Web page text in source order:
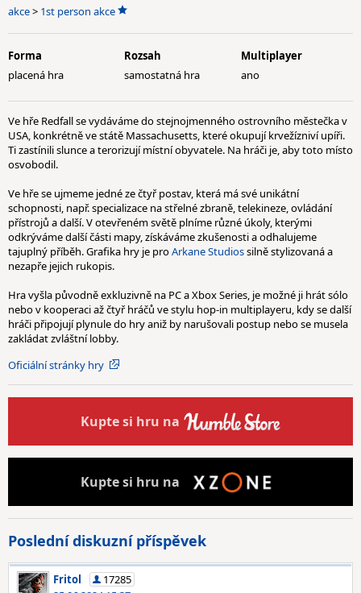
akce> 1st person akce
Forma
placená hra
Rozsah
samostatná hra
Multiplayer
ano
Ve hře Redfall se vydáváme do stejnojmenného ostrovního městečka v
USA, konkrétně ve státě Massachusetts, které okupují krvežízniví upíři.
Ti zastínili slunce a terorizují místní obyvatele. Na hráči je, aby toto místo
osvobodil.
Ve hře se ujmeme jedné ze čtyř postav, která má své unikátní
schopnosti, např. specializace na střelné zbraně, telekineze, ovládání
přístrojů a další. V otevřeném světě plníme různé úkoly, kterými
odkrýváme další části mapy, získáváme zkušenosti a odhalujeme
tajuplný příběh. Grafika hry je proArkane Studiossilně stylizovaná a
nezapře jejich rukopis.
Hra vyšla původně exkluzivně na PC a Xbox Series, je možné ji hrát sólo
nebo v kooperaci až čtyř hráčů ve stylu hop-in multiplayeru, kdy se další
hráči připojují plynule do hry aniž by narušovali postup nebo se musela
zakládat zvláštní lobby.
Oficiální stránky hry
Kuptesi hru na
Kuptesi hru na
Poslední diskuzní příspěvek
Fritol
17285